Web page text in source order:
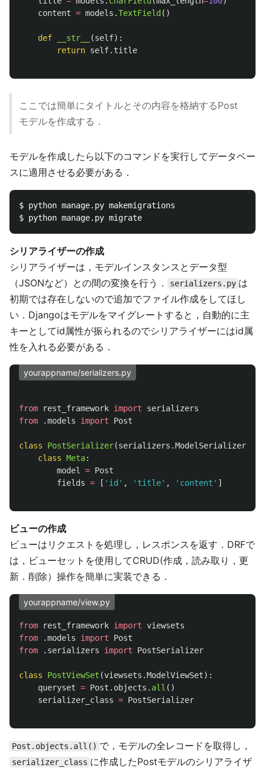
content = models .TextField ()
def __str__ (self):
return self. title
ここでは簡単にタイトルとその内容を格納するPost
モデルを作成する．
モデルを作成したら以下のコマンドを実行してデータベー
スに適用させる必要がある．
$ python manage.py makemigrations
シリアライザーの作成
シリアライザーは，モデルインスタンスとデータ型
（JSONなど）との間の変換を行う．
serializers.py は
初期では存在しないので追加でファイル作成をしてほし
い．Djangoはモデルをマイグレートすると，自動的に主
キーとしてid属性が振られるのでシリアライザーにはid属
性を入れる必要がある．
yourappname/serializers.py
from rest_framework import
serializers
from
.models import Post
class PostSerializer(serializers .ModelSerializer
class Meta:
model = Post
fields = [ ' id ' , ' title' , ' content ' ]
ビューの作成
ビューはリクエストを処理し，レスポンスを返す．DRFで
は，ビューセットを使用してCRUD(作成，読み取り，更
新．削除）操作を簡単に実装できる．
yourappname/view.py
from rest_framework import viewsets
from
.models import
Post
from
.serializers import PostSerializer
class PostViewSet (viewsets .ModelViewSet):
queryset = Post . objects . all ()
serializer_class = PostSerializer
Post.objects.all() で，モデルの全レコードを取得し，
serializer_class に作成したPostモデルのシリアライザ